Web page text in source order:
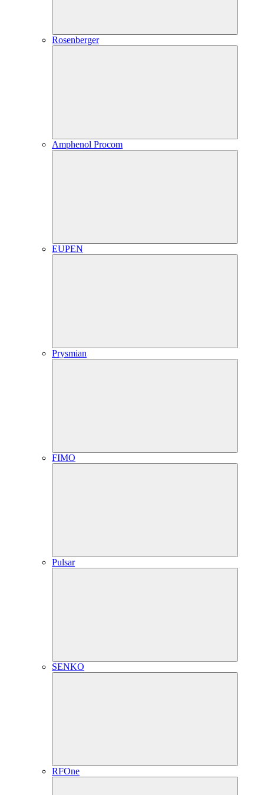
Rosenberger
Amphenol Procom
EUPEN
Prysmian
FIMO
Pulsar
SENKO
RFOne